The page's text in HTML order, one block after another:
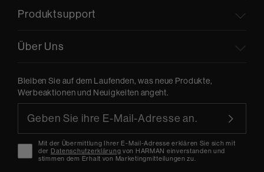
Produktsupport
Über Uns
Bleiben Sie auf dem Laufenden, was neue Produkte,
Werbeaktionen und Neuigkeiten angeht.
Mit der Übermittlung Ihrer E-Mail-Adresse erklären Sie sich mit
der Datenschutzerklärung von HARMAN einverstanden und
stimmen dem Erhalt von Marketingmitteilungen zu.